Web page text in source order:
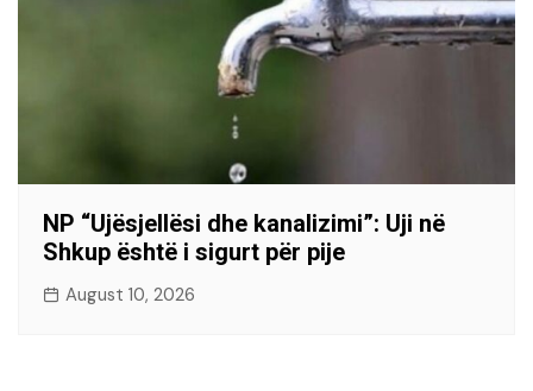
NP “Ujësjellësi dhe kanalizimi”: Uji në
Shkup është i sigurt për pije
August 10, 2026